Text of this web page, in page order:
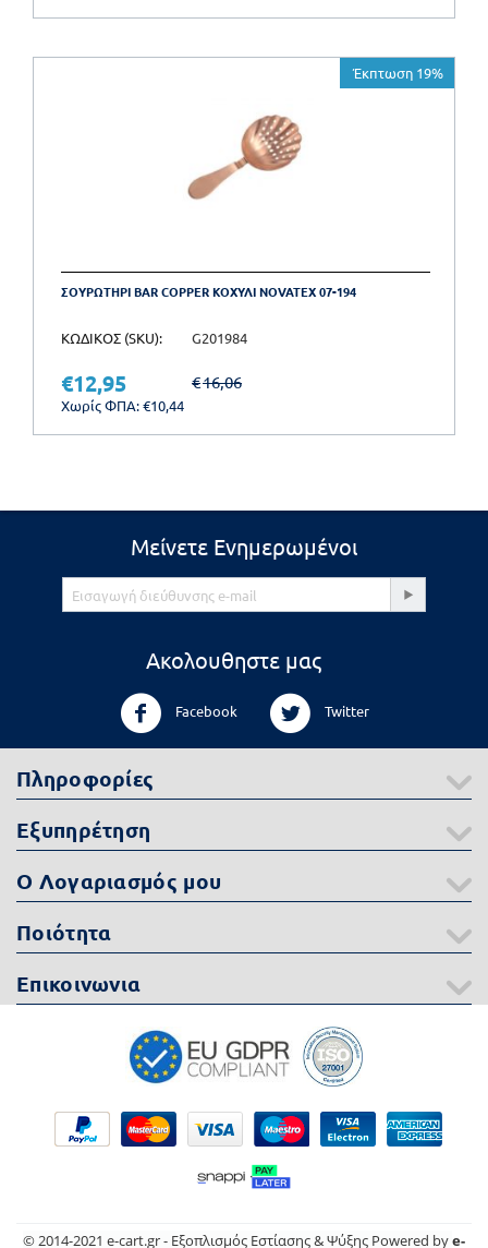
Έκπτωση 19%
ΣΟΥΡΩΤΗΡΙ BAR COPPER ΚΟΧΥΛΙ NOVATEX 07-194
ΚΩΔΙΚΟΣ (SKU): G201984
€16,06
€12,95
Χωρίς ΦΠΑ:€10,44
Μείνετε Ενημερωμένοι
Ακολουθηστε μας
Facebook Twitter
Πληροφορίες
Εξυπηρέτηση
Ο Λογαριασμός μου
Ποιότητα
Επικοινωνια
© 2014-2021 e-cart.gr - Εξοπλισμός Εστίασης & Ψύξης Powered bye-